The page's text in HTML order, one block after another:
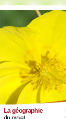
La géographie